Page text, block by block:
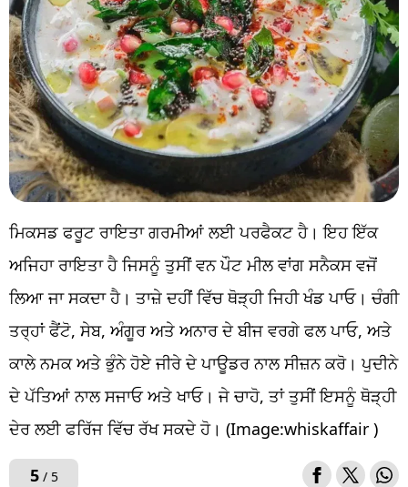
ਮਿਕਸਡ ਫਰੂਟ ਰਾਇਤਾ ਗਰਮੀਆਂ ਲਈ ਪਰਫੈਕਟ ਹੈ। ਇਹ ਇੱਕ
ਅਜਿਹਾ ਰਾਇਤਾ ਹੈ ਜਿਸਨੂੰ ਤੁਸੀਂ ਵਨ ਪੌਟ ਮੀਲ ਵਾਂਗ ਸਨੈਕਸ ਵਜੋਂ
ਲਿਆ ਜਾ ਸਕਦਾ ਹੈ। ਤਾਜ਼ੇ ਦਹੀਂ ਵਿੱਚ ਥੋੜ੍ਹੀ ਜਿਹੀ ਖੰਡ ਪਾਓ। ਚੰਗੀ
ਤਰ੍ਹਾਂ ਫੈਂਟੋ, ਸੇਬ, ਅੰਗੂਰ ਅਤੇ ਅਨਾਰ ਦੇ ਬੀਜ ਵਰਗੇ ਫਲ ਪਾਓ, ਅਤੇ
ਕਾਲੇ ਨਮਕ ਅਤੇ ਭੁੰਨੇ ਹੋਏ ਜੀਰੇ ਦੇ ਪਾਊਡਰ ਨਾਲ ਸੀਜ਼ਨ ਕਰੋ। ਪੁਦੀਨੇ
ਦੇ ਪੱਤਿਆਂ ਨਾਲ ਸਜਾਓ ਅਤੇ ਖਾਓ। ਜੇ ਚਾਹੋ, ਤਾਂ ਤੁਸੀਂ ਇਸਨੂੰ ਥੋੜ੍ਹੀ
ਦੇਰ ਲਈ ਫਰਿੱਜ ਵਿੱਚ ਰੱਖ ਸਕਦੇ ਹੋ। (Image:whiskaffair )
5/ 5